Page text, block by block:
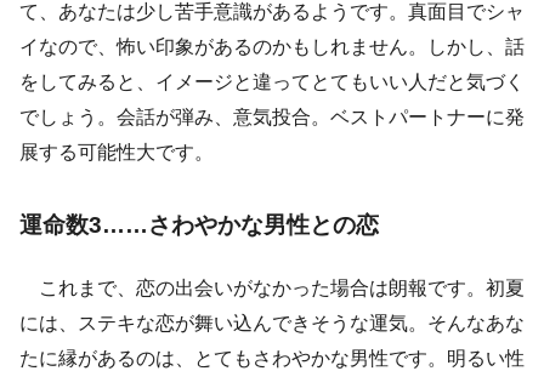
て、あなたは少し苦手意識があるようです。真面目でシャ
イなので、怖い印象があるのかもしれません。しかし、話
をしてみると、イメージと違ってとてもいい人だと気づく
でしょう。会話が弾み、意気投合。ベストパートナーに発
展する可能性大です。
運命数3……さわやかな男性との恋
これまで、恋の出会いがなかった場合は朗報です。初夏
には、ステキな恋が舞い込んできそうな運気。そんなあな
たに縁があるのは、とてもさわやかな男性です。明るい性